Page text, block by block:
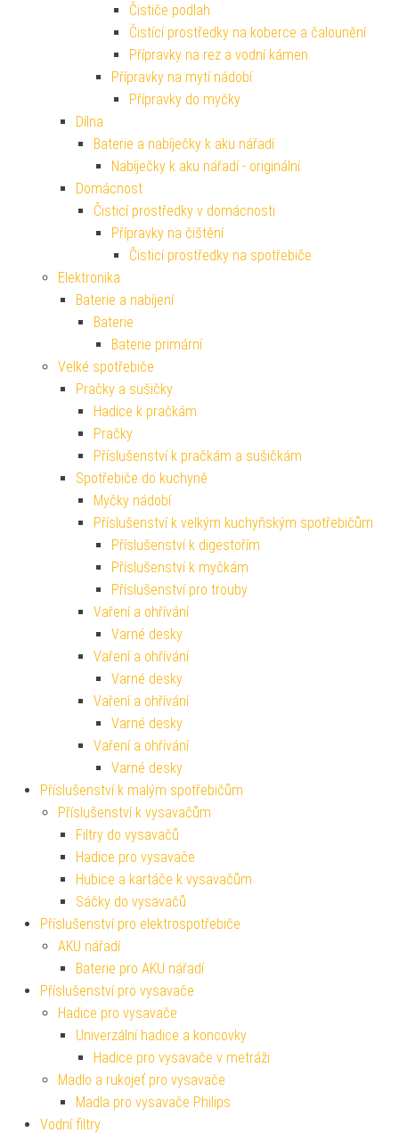
Čističe podlah
Čistící prostředky na koberce a čalounění
Přípravky na rez a vodní kámen
Přípravky na mytí nádobí
Přípravky do myčky
Dílna
Baterie a nabíječky k aku nářadí
Nabíječky k aku nářadí - originální
Domácnost
Čisticí prostředky v domácnosti
Přípravky na čištění
Čisticí prostředky na spotřebiče
Elektronika
Baterie a nabíjení
Baterie
Baterie primární
Velké spotřebiče
Pračky a sušičky
Hadice k pračkám
Pračky
Příslušenství k pračkám a sušičkám
Spotřebiče do kuchyně
Myčky nádobí
Příslušenství k velkým kuchyňským spotřebičům
Příslušenství k digestořím
Příslušenství k myčkám
Příslušenství pro trouby
Vaření a ohřívání
Varné desky
Vaření a ohřívání
Varné desky
Vaření a ohřívání
Varné desky
Vaření a ohřívání
Varné desky
Příslušenství k malým spotřebičům
Příslušenství k vysavačům
Filtry do vysavačů
Hadice pro vysavače
Hubice a kartáče k vysavačům
Sáčky do vysavačů
Příslušenství pro elektrospotřebiče
AKU nářadí
Baterie pro AKU nářadí
Příslušenství pro vysavače
Hadice pro vysavače
Univerzální hadice a koncovky
Hadice pro vysavače v metráži
Madlo a rukojeť pro vysavače
Madla pro vysavače Philips
Vodní filtry